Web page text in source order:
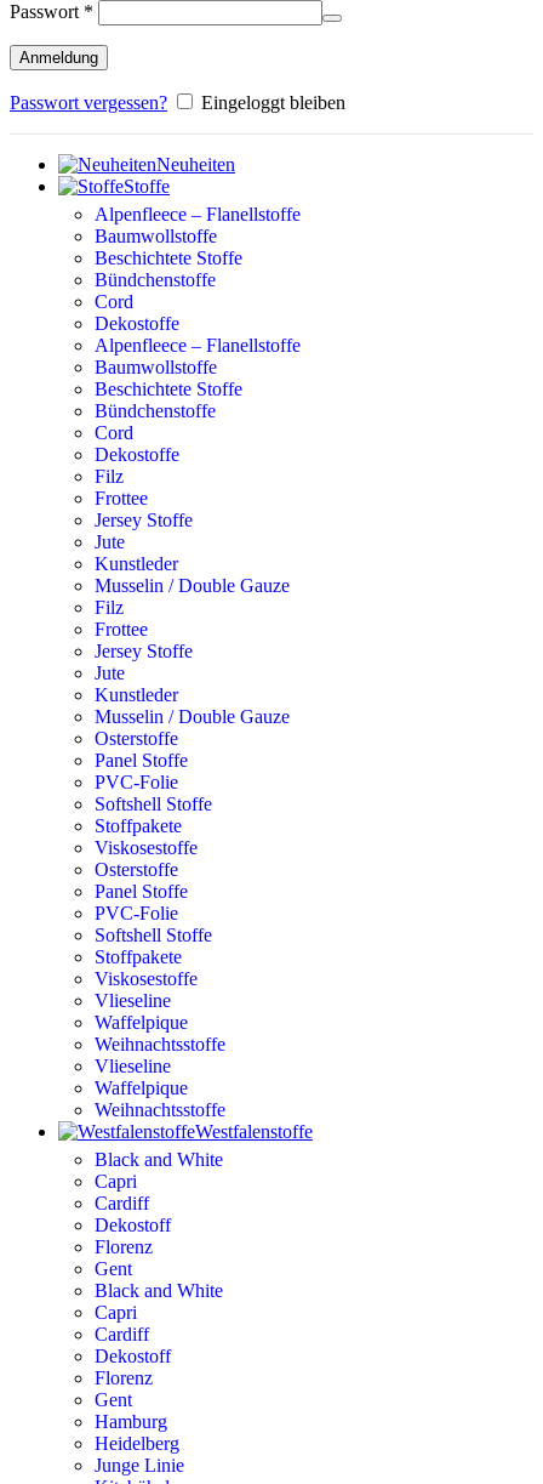
Passwort *
Anmeldung
Passwort vergessen? Eingeloggt bleiben
Neuheiten
Stoffe
Alpenfleece – Flanellstoffe
Baumwollstoffe
Beschichtete Stoffe
Bündchenstoffe
Cord
Dekostoffe
Alpenfleece – Flanellstoffe
Baumwollstoffe
Beschichtete Stoffe
Bündchenstoffe
Cord
Dekostoffe
Filz
Frottee
Jersey Stoffe
Jute
Kunstleder
Musselin / Double Gauze
Filz
Frottee
Jersey Stoffe
Jute
Kunstleder
Musselin / Double Gauze
Osterstoffe
Panel Stoffe
PVC-Folie
Softshell Stoffe
Stoffpakete
Viskosestoffe
Osterstoffe
Panel Stoffe
PVC-Folie
Softshell Stoffe
Stoffpakete
Viskosestoffe
Vlieseline
Waffelpique
Weihnachtsstoffe
Vlieseline
Waffelpique
Weihnachtsstoffe
Westfalenstoffe
Black and White
Capri
Cardiff
Dekostoff
Florenz
Gent
Black and White
Capri
Cardiff
Dekostoff
Florenz
Gent
Hamburg
Heidelberg
Junge Linie